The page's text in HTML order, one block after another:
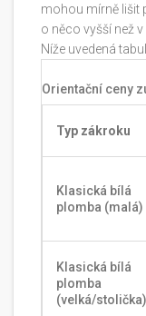
mohou mírně lišit
o něco vyšší než
Níže uvedená
Orientační ceny
Typ zákroku
Klasická bílá
plomba (malá)
Klasická bílá
plomba
(velká/stolička)